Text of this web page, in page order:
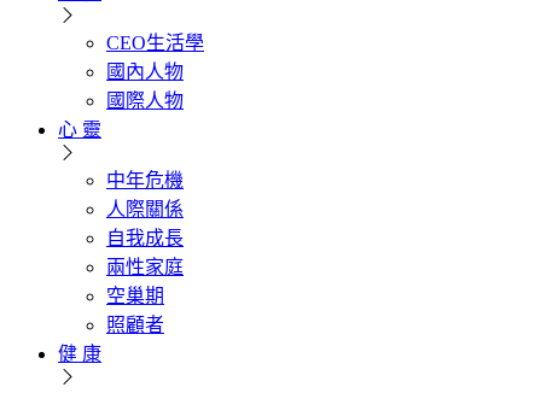
CEO生活學
國內人物
國際人物
心 靈
中年危機
人際關係
自我成長
兩性家庭
空巢期
照顧者
健 康